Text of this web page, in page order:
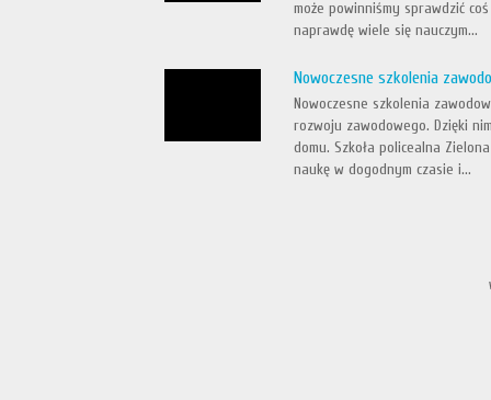
może powinniśmy sprawdzić
naprawdę wiele się nauczym...
Nowoczesne szkolenia
Nowoczesne szkolenia
rozwoju zawodowego. Dzięki
domu. Szkoła policealna
naukę w dogodnym czasie i...